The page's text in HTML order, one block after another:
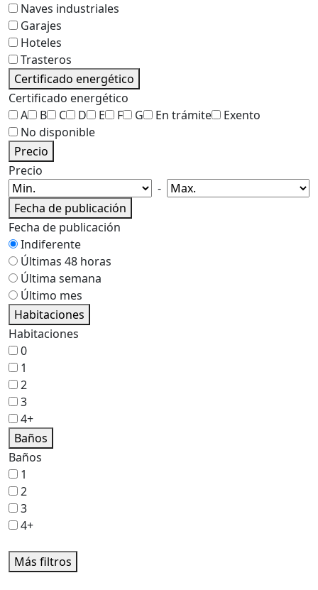
Naves industriales
Garajes
Hoteles
Trasteros
Certificado energético
Certificado energético
A
B C D E F G En trámite
Exento
No disponible
Precio
Precio
-
Fecha de publicación
Fecha de publicación
Indiferente
Últimas 48 horas
Última semana
Último mes
Habitaciones
Habitaciones
0
1
2
3
4+
Baños
Baños
1
2
3
4+
Más filtros